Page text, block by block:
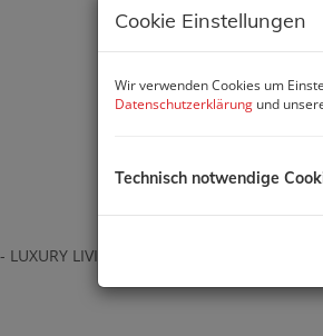
Cookie Einstellungen
Wir verwenden Cookies um
Datenschutzerklärung und
Technisch notwendige